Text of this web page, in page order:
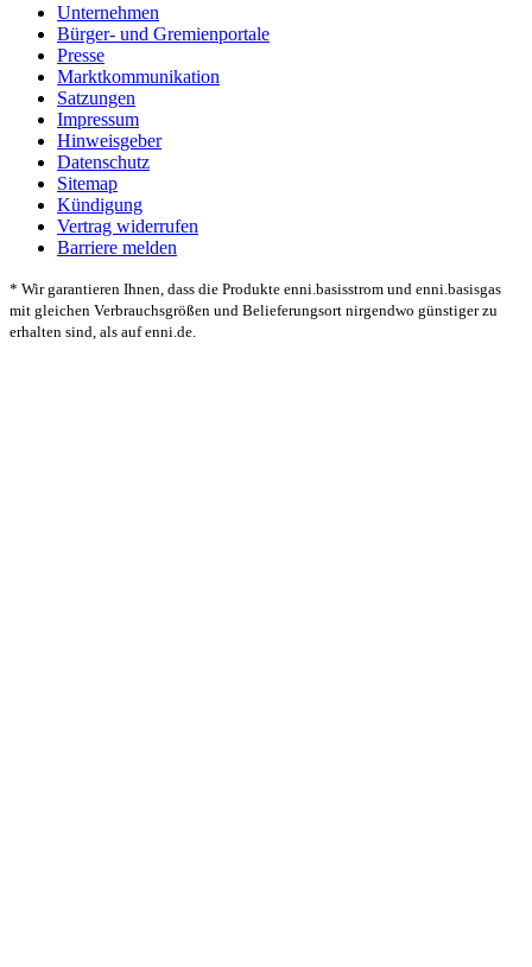
Unternehmen
Bürger- und Gremienportale
Presse
Marktkommunikation
Satzungen
Impressum
Hinweisgeber
Datenschutz
Sitemap
Kündigung
Vertrag widerrufen
Barriere melden
* Wir garantieren Ihnen, dass die Produkte enni.basisstrom und enni.basisgas
mit gleichen Verbrauchsgrößen und Belieferungsort nirgendwo günstiger zu
erhalten sind, als auf enni.de.